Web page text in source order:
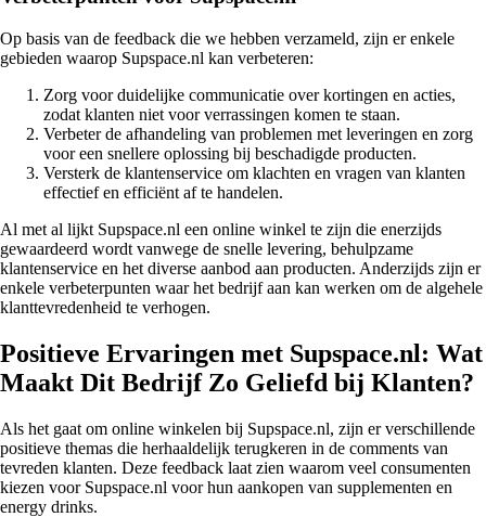
Op basis van de feedback die we hebben verzameld, zijn er enkele
gebieden waarop Supspace.nl kan verbeteren:
Zorg voor duidelijke communicatie over kortingen en acties,
zodat klanten niet voor verrassingen komen te staan.
Verbeter de afhandeling van problemen met leveringen en zorg
voor een snellere oplossing bij beschadigde producten.
Versterk de klantenservice om klachten en vragen van klanten
effectief en efficiënt af te handelen.
Al met al lijkt Supspace.nl een online winkel te zijn die enerzijds
gewaardeerd wordt vanwege de snelle levering, behulpzame
klantenservice en het diverse aanbod aan producten. Anderzijds zijn er
enkele verbeterpunten waar het bedrijf aan kan werken om de algehele
klanttevredenheid te verhogen.
Positieve Ervaringen met Supspace.nl: Wat
Maakt Dit Bedrijf Zo Geliefd bij Klanten?
Als het gaat om online winkelen bij Supspace.nl, zijn er verschillende
positieve themas die herhaaldelijk terugkeren in de comments van
tevreden klanten. Deze feedback laat zien waarom veel consumenten
kiezen voor Supspace.nl voor hun aankopen van supplementen en
energy drinks.